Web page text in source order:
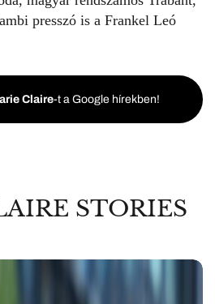
presszó is a Frankel Leó
Claire-t a Google hírekben!
STORIES